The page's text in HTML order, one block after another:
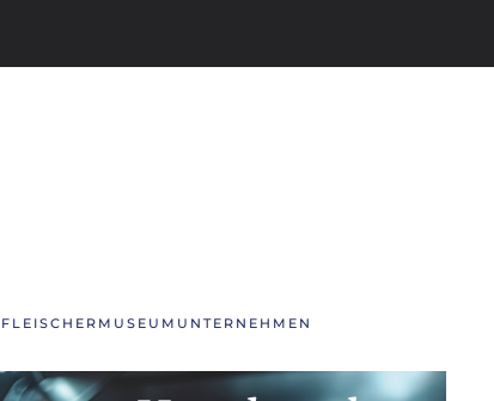
FLEISCHERMUSEUM UNTERNEHMEN